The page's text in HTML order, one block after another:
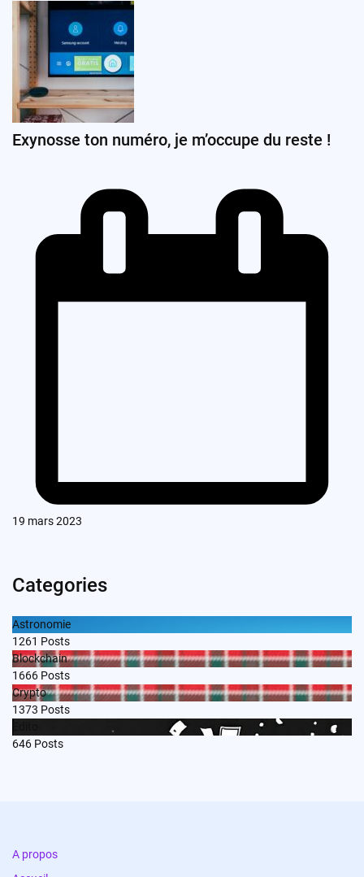
Exynosse ton numéro, je m’occupe du reste !
19 mars 2023
Categories
Astronomie
1261 Posts
Blockchain
1666 Posts
Crypto
1373 Posts
646 Posts
A propos